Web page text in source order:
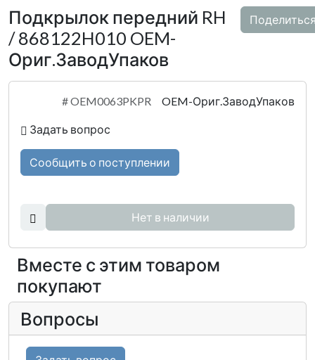
Подкрылок передний RH
/ 868122H010 OEM-
Ориг.ЗаводУпаков
#OEM0063PKPR OEM-Ориг.ЗаводУпаков
Задать вопрос
Сообщить о поступлении
Нет в наличии
Вместе с этим товаром
покупают
Вопросы